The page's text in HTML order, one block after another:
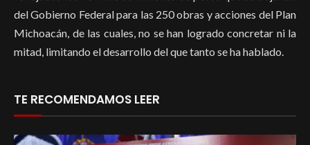
del Gobierno Federal para las 250 obras y acciones del Plan
Michoacán, de las cuales, no se han logrado concretar ni la
mitad, limitando el desarrollo del que tanto se ha hablado.
TE RECOMENDAMOS LEER